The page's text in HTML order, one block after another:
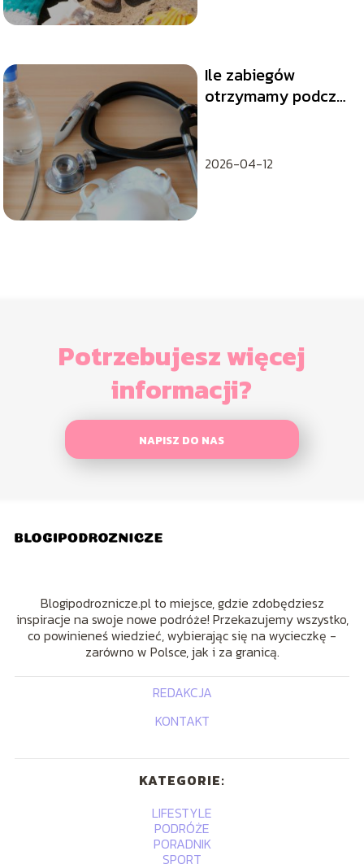
Ile zabiegów
otrzymamy podczas
2026-04-12
Potrzebujesz więcej
informacji?
NAPISZ DO NAS
Blogipodroznicze.pl to miejsce, gdzie zdobędziesz
inspiracje na swoje nowe podróże! Przekazujemy wszystko,
co powinieneś wiedzieć, wybierając się na wycieczkę -
zarówno w Polsce, jak i za granicą.
REDAKCJA
KONTAKT
KATEGORIE:
LIFESTYLE
PODRÓŻE
PORADNIK
SPORT